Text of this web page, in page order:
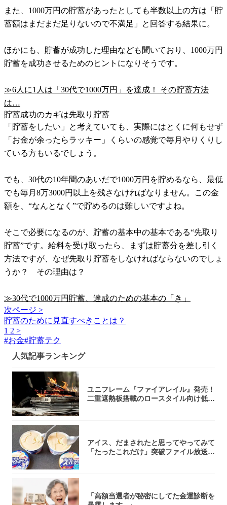
また、1000万円の貯蓄があったとしても半数以上の方は「貯
蓄額はまだまだ足りないので不満足」と回答する結果に。
ほかにも、貯蓄が成功した理由なども聞いており、1000万円
貯蓄を成功させるためのヒントになりそうです。
≫6人に1人は「30代で1000万円」を達成！ その貯蓄方法
は…
貯蓄成功のカギは先取り貯蓄
「貯蓄をしたい」と考えていても、実際にはとくに何もせず
「お金が余ったらラッキー」くらいの感覚で毎月やりくりし
ている方もいるでしょう。
でも、30代の10年間のあいだで1000万円を貯めるなら、最低
でも毎月8万3000円以上を残さなければなりません。この金
額を、“なんとなく”で貯めるのは難しいですよね。
そこで必要になるのが、貯蓄の基本中の基本である“先取り
貯蓄”です。給料を受け取ったら、まずは貯蓄分を差し引く
方法ですが、なぜ先取り貯蓄をしなければならないのでしょ
うか？ その理由は？
≫30代で1000万円貯蓄、達成のための基本の「き」
次ページ >
貯蓄のために見直すべきことは？
1 2 >
#お金#貯蓄テク
人気記事ランキング
ユニフレーム『ファイアレイル』発売！
二重遮熱板搭載のロースタイル向け低型
アイス、だまされたと思ってやってみて
「たったこれだけ」突破ファイル放送で
「高額当選者が秘密にしてた金運診断を